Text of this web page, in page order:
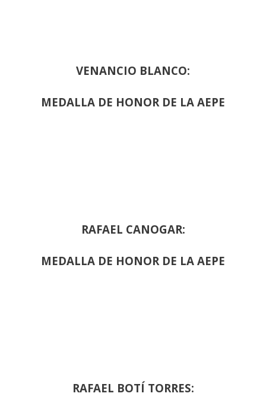
VENANCIO BLANCO:
MEDALLA DE HONOR DE LA AEPE
RAFAEL CANOGAR:
MEDALLA DE HONOR DE LA AEPE
RAFAEL BOTÍ TORRES: